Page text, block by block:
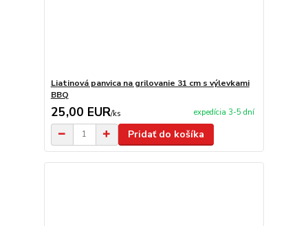
Liatinová panvica na grilovanie 31 cm s výlevkami
BBQ
25,00 EUR/ks expedícia 3-5 dní
Pridať do košíka